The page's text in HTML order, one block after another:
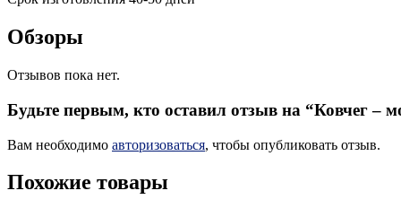
Обзоры
Отзывов пока нет.
Будьте первым, кто оставил отзыв на “Ковчег
Вам необходимо авторизоваться, чтобы опубликовать отзыв.
Похожие товары